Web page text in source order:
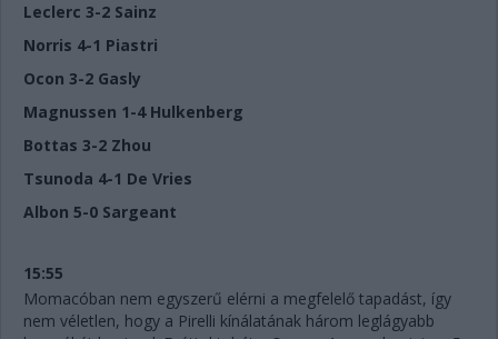
Leclerc 3-2 Sainz
Norris 4-1 Piastri
Ocon 3-2 Gasly
Magnussen 1-4 Hulkenberg
Bottas 3-2 Zhou
Tsunoda 4-1 De Vries
Albon 5-0 Sargeant
15:55
Momacóban nem egyszerű elérni a megfelelő tapadást, így
nem véletlen, hogy a Pirelli kínálatának három leglágyabb